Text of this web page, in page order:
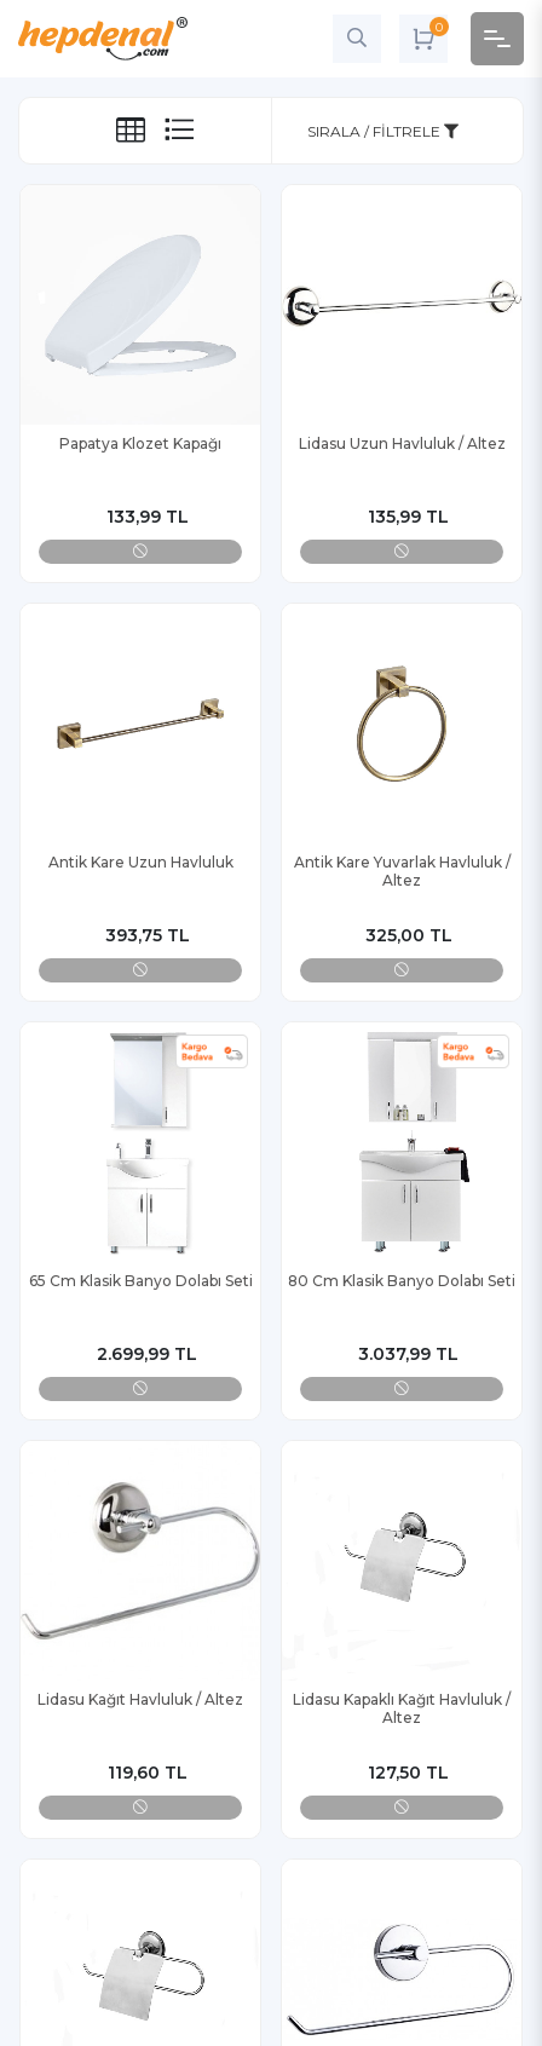
0
SIRALA / FILTRELE
Papatya Klozet Kapağı
133,99 TL
Lidasu Uzun Havluluk / Altez
135,99 TL
Antik Kare Uzun Havluluk
393,75 TL
Antik Kare Yuvarlak Havluluk /
Altez
325,00 TL
65 Cm Klasik Banyo Dolabı Seti
2.699,99 TL
80 Cm Klasik Banyo Dolabı Seti
3.037,99 TL
Lidasu Kağıt Havluluk / Altez
119,60 TL
Lidasu Kapaklı Kağıt Havluluk /
Altez
127,50 TL